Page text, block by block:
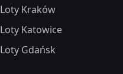
Loty Kraków
Loty Katowice
Loty Gdańsk